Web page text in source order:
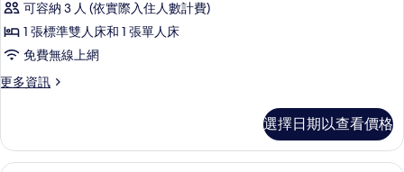
所
有
相
片
(Family,
的
詳
級
客
房,
多
床
(Family,
可容納 3 人 (依實際入住人數計費)
1 張標準雙人床和 1 張單人床
免費無線上網
更多資訊
更
客
房,
選擇日期以查看價格
高級寢具、舒適加層、客房內保險箱、